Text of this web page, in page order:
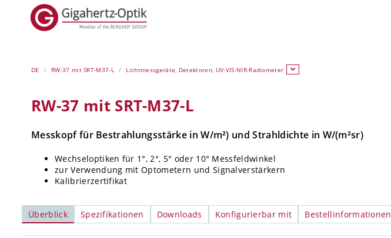
DE RW-37 mit SRT-M37-L Lichtmessgeräte, Detektoren, UV-VIS-NIR-Radiometer
RW-37 mit SRT-M37-L
Messkopf für Bestrahlungsstärke in W/m²) und Strahldichte in W/(m²sr)
Wechseloptiken für 1°, 2°, 5° oder 10° Messfeldwinkel
zur Verwendung mit Optometern und Signalverstärkern
Kalibrierzertifikat
Überblick Spezifikationen Downloads Konfigurierbar mit Bestellinformationen